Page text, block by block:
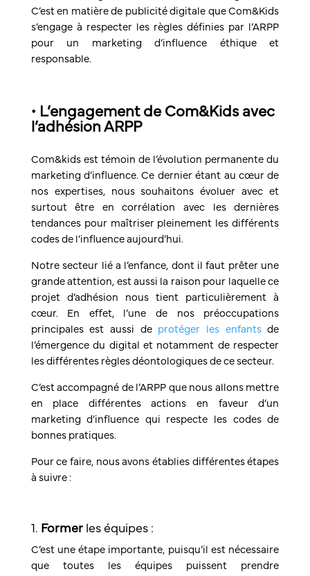
C’est en matière de publicité digitale que Com&Kids
s’engage à respecter les règles définies par l’ARPP
pour un marketing d’influence éthique et
responsable.
• L’engagement de Com&Kids avec
l’adhésion ARPP
Com&kids est témoin de l’évolution permanente du
marketing d’influence. Ce dernier étant au cœur de
nos expertises, nous souhaitons évoluer avec et
surtout être en corrélation avec les dernières
tendances pour maîtriser pleinement les différents
codes de l’influence aujourd’hui.
Notre secteur lié a l’enfance, dont il faut prêter une
grande attention, est aussi la raison pour laquelle ce
projet d’adhésion nous tient particulièrement à
cœur. En effet, l’une de nos préoccupations
principales est aussi de protéger les enfantsde
l’émergence du digital et notamment de respecter
les différentes règles déontologiques de ce secteur.
C’est accompagné de l’ARPP que nous allons mettre
en place différentes actions en faveur d’un
marketing d’influence qui respecte les codes de
bonnes pratiques.
Pour ce faire, nous avons établies différentes étapes
à suivre :
1. Formerles équipes :
C’est une étape importante, puisqu’il est nécessaire
que toutes les équipes puissent prendre